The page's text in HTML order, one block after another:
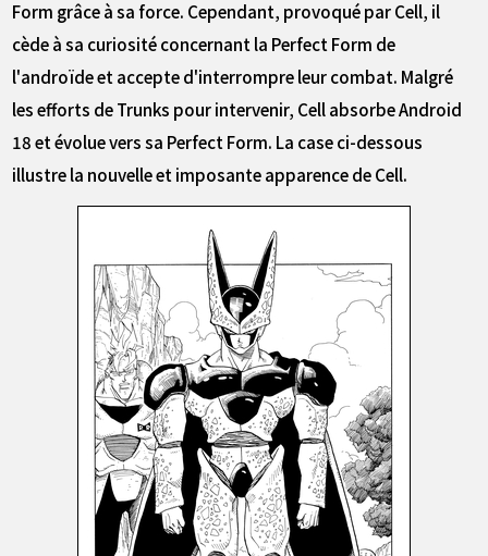
Form grâce à sa force. Cependant, provoqué par Cell, il
cède à sa curiosité concernant la Perfect Form de
l'androïde et accepte d'interrompre leur combat. Malgré
les efforts de Trunks pour intervenir, Cell absorbe Android
18 et évolue vers sa Perfect Form. La case ci-dessous
illustre la nouvelle et imposante apparence de Cell.